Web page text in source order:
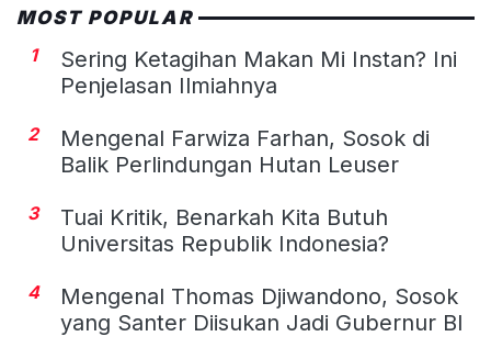
MOST POPULAR
1
Sering Ketagihan Makan Mi Instan? Ini
Penjelasan Ilmiahnya
2
Mengenal Farwiza Farhan, Sosok di
Balik Perlindungan Hutan Leuser
3
Tuai Kritik, Benarkah Kita Butuh
Universitas Republik Indonesia?
4
Mengenal Thomas Djiwandono, Sosok
yang Santer Diisukan Jadi Gubernur BI